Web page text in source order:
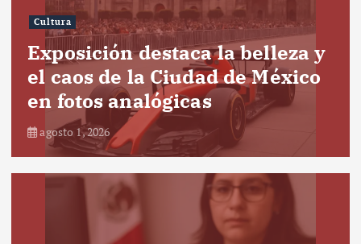
Cultura
Exposición destaca la belleza y
el caos de la Ciudad de México
en fotos analógicas
agosto 1, 2026